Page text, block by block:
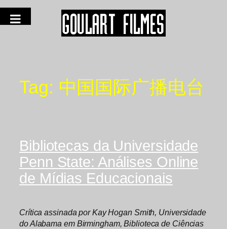
Tag: 中国国际广播电台
Bibliotecas da Universidade
Penn State: Análises Online
de Mídias Educacionais
Crítica assinada por Kay Hogan Smith, Universidade
do Alabama em Birmingham, Biblioteca de Ciências